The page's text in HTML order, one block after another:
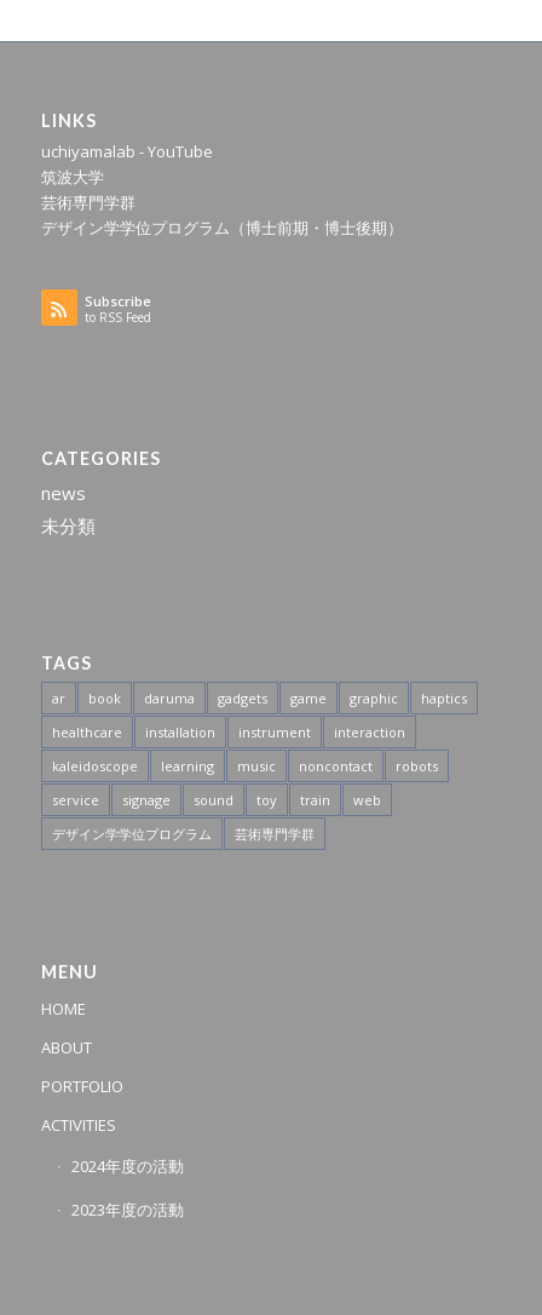
LINKS
uchiyamalab - YouTube
筑波大学
芸術専門学群
デザイン学学位プログラム（博士前期・博士後期）
Subscribe
to RSS Feed
CATEGORIES
news
未分類
TAGS
ar book daruma gadgets game graphic
haptics
healthcare
installation instrument
interaction
kaleidoscope
learning music noncontact
robots
service
signage sound toy train
web
デザイン学学位プログラム
芸術専門学群
MENU
HOME
ABOUT
PORTFOLIO
ACTIVITIES
2024年度の活動
2023年度の活動